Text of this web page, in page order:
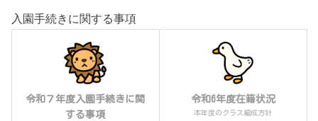
入園手続きに関する事項
令和７年度入園手続きに関
する事項
令和6年度在籍状況
本年度のクラス編成方針